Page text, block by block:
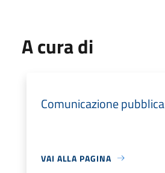
A cura di
Comunicazione pubblica
VAI ALLA PAGINA